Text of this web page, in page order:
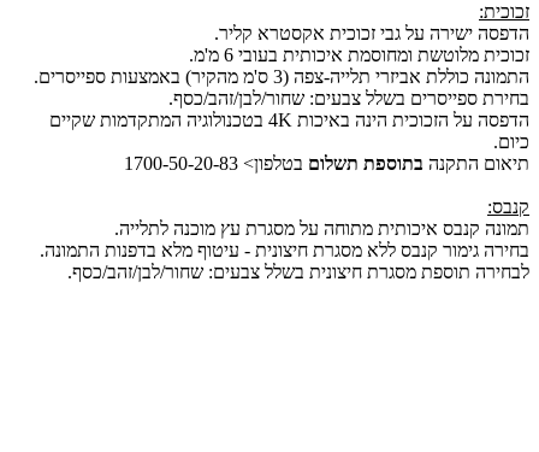
זכוכית:
הדפסה ישירה על גבי זכוכית אקסטרא קליר.
זכוכית מלוטשת ומחוסמת איכותית בעובי 6 מ'מ.
התמונה כוללת אביזרי תלייה-צפה (3 ס'מ מהקיר) באמצעות ספייסרים.
בחירת ספייסרים בשלל צבעים: שחור/לבן/זהב/כסף.
הדפסה על הזכוכית הינה באיכות 4K בטכנולוגיה המתקדמות שקיים
כיום.
תיאום התקנה בתוספת תשלום בטלפון> 1700-50-20-83
קנבס:
תמונה קנבס איכותית מתוחה על מסגרת עץ מוכנה לתלייה.
בחירה גימור קנבס ללא מסגרת חיצונית - עיטוף מלא בדפנות התמונה.
לבחירה תוספת מסגרת חיצונית בשלל צבעים: שחור/לבן/זהב/כסף.